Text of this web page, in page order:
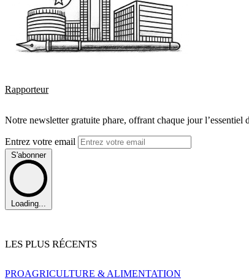
Rapporteur
Notre newsletter gratuite phare, offrant chaque jour l’essentiel
Entrez votre email
S'abonner
Loading...
LES PLUS RÉCENTS
PROAGRICULTURE & ALIMENTATION